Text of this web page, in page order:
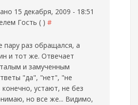
15 декабря, 2009 - 18:51
Гость ( ) #
пару раз обращался, а
и тот же. Отвечает
и замученным
"да", "нет", "не
устают, не без
но все же... Видимо,